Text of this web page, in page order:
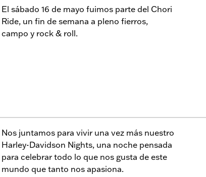
El sábado 16 de mayo fuimos parte del Chori
Ride, un fin de semana a pleno fierros,
campo y rock & roll.
Nos juntamos para vivir una vez más nuestro
Harley-Davidson Nights, una noche pensada
para celebrar todo lo que nos gusta de este
mundo que tanto nos apasiona.